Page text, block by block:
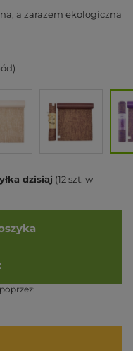
a zarazem ekologiczna
dzisiaj (12 szt. w